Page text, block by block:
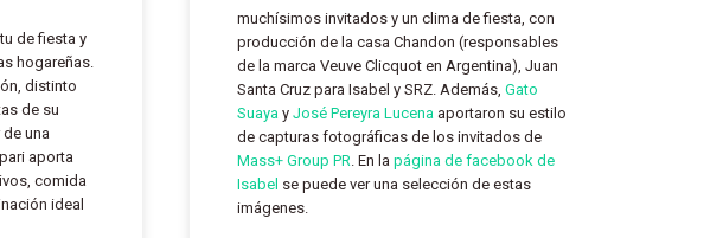
de fiesta y
hogareñas.
distinto
de su
una
aporta
comida
ideal
muchísimos invitados y un clima de fiesta, con
producción de la casa Chandon (responsables
de la marca Veuve Clicquot en Argentina), Juan
Santa Cruz para Isabel y SRZ. Además, Gato
Suaya y José Pereyra Lucena aportaron su estilo
de capturas fotográficas de los invitados de
Mass+ Group PR. En la página de facebook de
Isabel se puede ver una selección de estas
imágenes.